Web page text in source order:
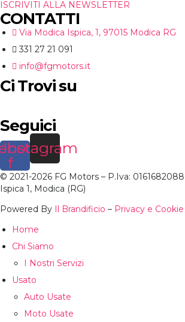
ISCRIVITI ALLA NEWSLETTER
CONTATTI
Via Modica Ispica, 1, 97015 Modica RG
331 27 21 091
info@fgmotors.it
Ci Trovi su
Seguici
f
Instagram
© 2021-2026 FG Motors – P.Iva:
Ispica 1, Modica (RG)
Powered By Il Brandificio – Privacy e
Home
Chi Siamo
I Nostri Servizi
Usato
Auto Usate
Moto Usate